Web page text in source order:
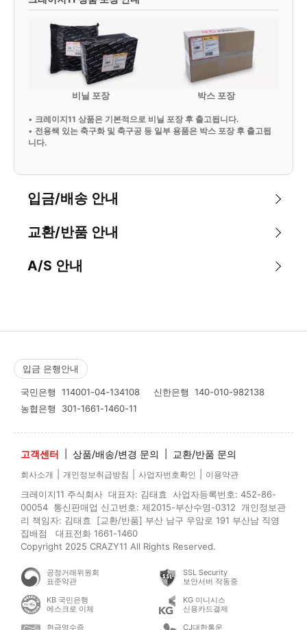
비닐 포장 박스 포장
• 크레이지11 상품은 기본적으로 비닐 포장 후 출고됩니다.
• 전용쌕 있는 축구화 및 축구공 등 일부 용품은 박스 포장 후 출고됩
니다.
입금/배송 안내
교환/반품 안내
A/S 안내
입금 은행안내
국민은행 114001-04-134108 신한은행 140-010-982138
농협은행 301-1661-1460-11
고객센터 상품/배송/변경 문의 교환/반품 문의
회사소개 개인정보취급방침 사업자번호확인 이용약관
크레이지11 주식회사 대표자: 김태효 사업자등록번호: 452-86-
00054 통신판매업 신고번호: 제2015-부산수영-0312 개인정보관
리 책임자: 김태효 [교환/반품] 부산 남구 우암로 191 부산남 직영
집배점 대표전화 1661-1460
Copyright 2025 CRAZY11 All Rights Reserved.
공정거래위원회
표준약관
SSL Security
보안서버 작동중
KB 국민은행
에스크로 이체
KG 이니시스
신용카드결제
현금영수증
CJ대한통운